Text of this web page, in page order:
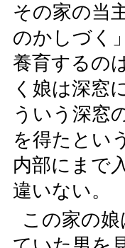
その家の当
のかしづく
養育するの
く娘は深窓
ういう深窓
を得たとい
内部にまで
違いない。
この家の